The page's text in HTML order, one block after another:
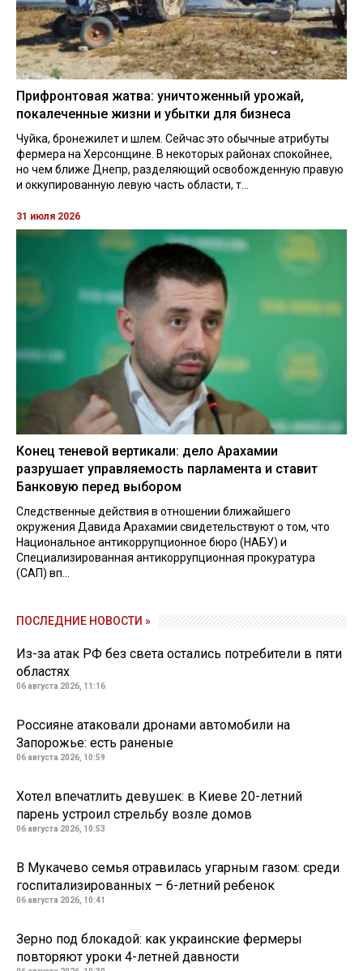
Прифронтовая жатва: уничтоженный урожай,
покалеченные жизни и убытки для бизнеса
Чуйка, бронежилет и шлем. Сейчас это обычные атрибуты
фермера на Херсонщине. В некоторых районах спокойнее,
но чем ближе Днепр, разделяющий освобожденную правую
и оккупированную левую часть области, т...
31 июля 2026
Конец теневой вертикали: дело Арахамии
разрушает управляемость парламента и ставит
Банковую перед выбором
Следственные действия в отношении ближайшего
окружения Давида Арахамии свидетельствуют о том, что
Национальное антикоррупционное бюро (НАБУ) и
Специализированная антикоррупционная прокуратура
(САП) вп...
ПОСЛЕДНИЕ НОВОСТИ »
Из-за атак РФ без света остались потребители в пяти
областях
06 августа 2026, 11:16
Россияне атаковали дронами автомобили на
Запорожье: есть раненые
06 августа 2026, 10:59
Хотел впечатлить девушек: в Киеве 20-летний
парень устроил стрельбу возле домов
06 августа 2026, 10:53
В Мукачево семья отравилась угарным газом: среди
госпитализированных – 6-летний ребенок
06 августа 2026, 10:41
Зерно под блокадой: как украинские фермеры
повторяют уроки 4-летней давности